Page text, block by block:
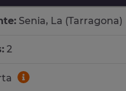
Senia, La (Tarragona)
2